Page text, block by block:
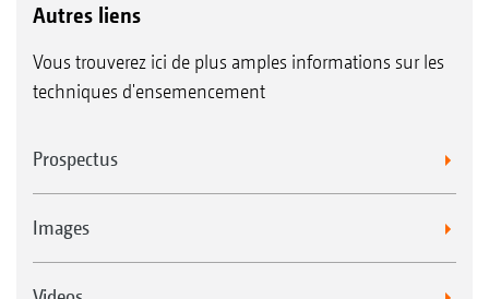
Autres liens
Vous trouverez ici de plus amples informations sur les
techniques d'ensemencement
Prospectus
Images